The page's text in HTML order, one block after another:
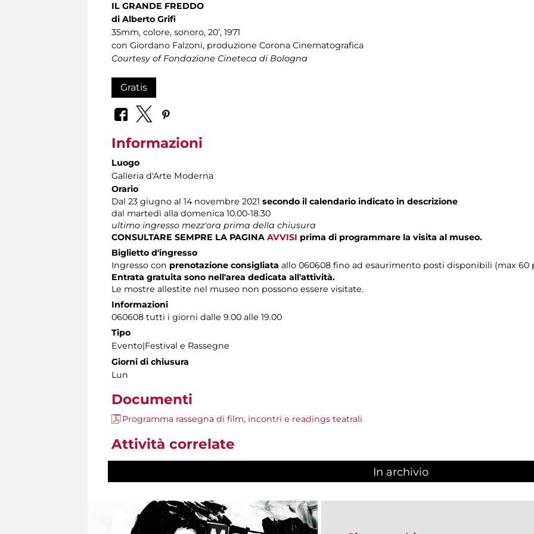
IL GRANDE FREDDO
di Alberto Grifi
35mm, colore, sonoro, 20’, 1971
con Giordano Falzoni, produzione Corona Cinematografica
Courtesy of Fondazione Cineteca di Bologna
Gratis
Informazioni
Luogo
Galleria d'Arte Moderna
Orario
Dal 23 giugno al 14 novembre 2021 secondo il calendario indicato in descrizione
dal martedì alla domenica 10.00-18.30
ultimo ingresso mezz'ora prima della chiusura
CONSULTARE SEMPRE LA PAGINA AVVISI prima di programmare la visita al museo.
Biglietto d'ingresso
Ingresso con prenotazione consigliata allo 060608 fino ad esaurimento posti disponibili (max 60
Entrata gratuita sono nell'area dedicata all'attività.
Le mostre allestite nel museo non possono essere visitate.
Informazioni
060608 tutti i giorni dalle 9.00 alle 19.00
Tipo
Evento|Festival e Rassegne
Giorni di chiusura
Lun
Documenti
Programma rassegna di film, incontri e readings teatrali
Attività correlate
In archivio